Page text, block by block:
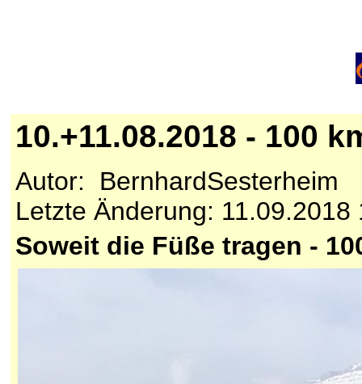
10.+11.08.2018 - 100
Autor: BernhardSesterheim
Letzte Änderung: 11.09.2018
Soweit die Füße tragen -